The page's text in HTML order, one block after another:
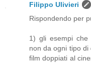
Filippo Ulivieri
Rispondendo per
1) gli esempi che
non da ogni tipo
film doppiati al